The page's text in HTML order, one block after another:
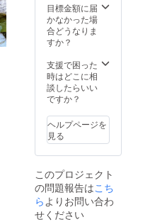
目標金額に届
かなかった場
合どうなりま
すか？
支援で困った
時はどこに相
談したらいい
ですか？
ヘルプページを
見る
このプロジェクト
の問題報告はこち
ら よりお問い合わ
せください